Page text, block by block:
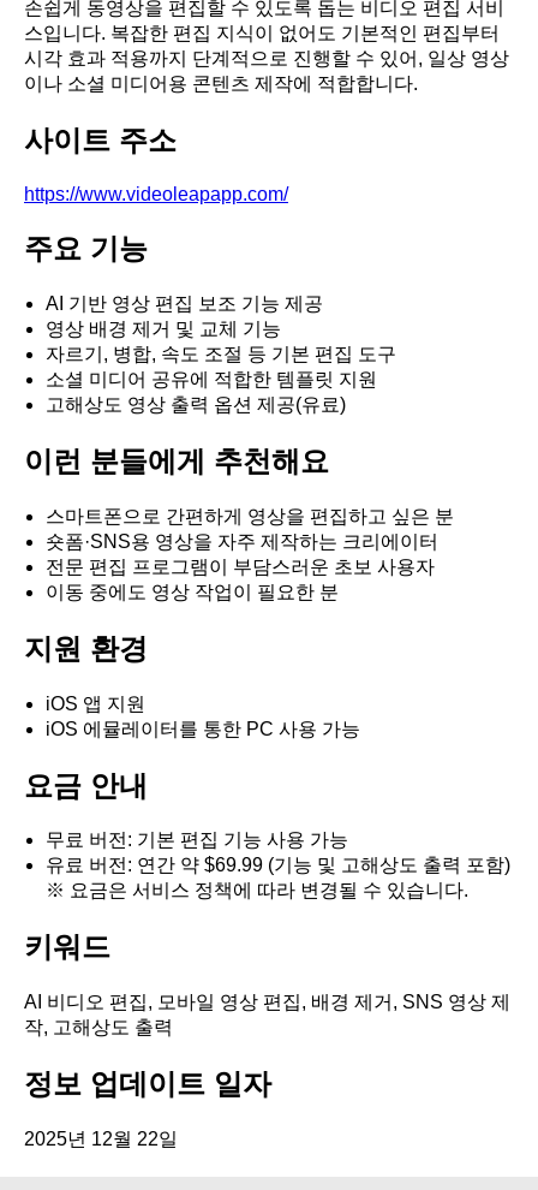
손쉽게 동영상을 편집할 수 있도록 돕는 비디오 편집 서비
스입니다. 복잡한 편집 지식이 없어도 기본적인 편집부터
시각 효과 적용까지 단계적으로 진행할 수 있어, 일상 영상
이나 소셜 미디어용 콘텐츠 제작에 적합합니다.
사이트 주소
https://www.videoleapapp.com/
주요 기능
AI 기반 영상 편집 보조 기능 제공
영상 배경 제거 및 교체 기능
자르기, 병합, 속도 조절 등 기본 편집 도구
소셜 미디어 공유에 적합한 템플릿 지원
고해상도 영상 출력 옵션 제공(유료)
이런 분들에게 추천해요
스마트폰으로 간편하게 영상을 편집하고 싶은 분
숏폼·SNS용 영상을 자주 제작하는 크리에이터
전문 편집 프로그램이 부담스러운 초보 사용자
이동 중에도 영상 작업이 필요한 분
지원 환경
iOS 앱 지원
iOS 에뮬레이터를 통한 PC 사용 가능
요금 안내
무료 버전: 기본 편집 기능 사용 가능
유료 버전: 연간 약 $69.99 (기능 및 고해상도 출력 포함)
※ 요금은 서비스 정책에 따라 변경될 수 있습니다.
키워드
AI 비디오 편집, 모바일 영상 편집, 배경 제거, SNS 영상 제
작, 고해상도 출력
정보 업데이트 일자
2025년 12월 22일